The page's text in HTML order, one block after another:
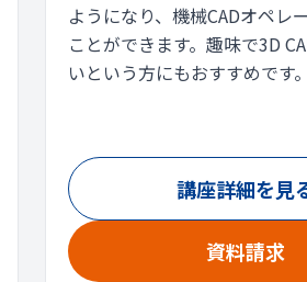
ようになり、機械CADオペレ
ことができます。趣味で3D
いという方にもおすすめです。
講座詳細を見
資料請求